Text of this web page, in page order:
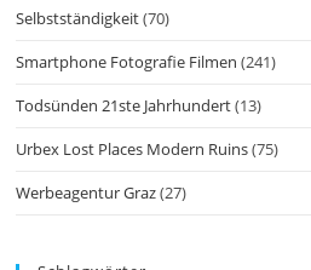
Selbstständigkeit(70)
Smartphone Fotografie Filmen (241)
Todsünden 21ste Jahrhundert(13)
Urbex Lost Places Modern Ruins(75)
Werbeagentur Graz(27)